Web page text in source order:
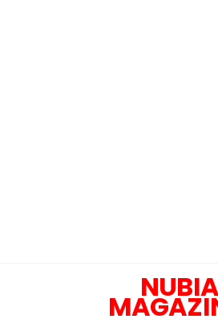
NUBIA